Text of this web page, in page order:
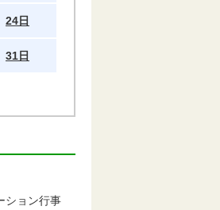
24日
31日
ション行事